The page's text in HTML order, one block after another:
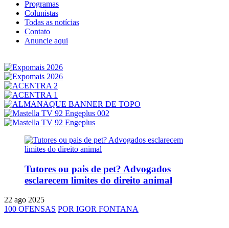
Programas
Colunistas
Todas as notícias
Contato
Anuncie aqui
Tutores ou pais de pet? Advogados
esclarecem limites do direito animal
22 ago 2025
100 OFENSAS POR IGOR FONTANA